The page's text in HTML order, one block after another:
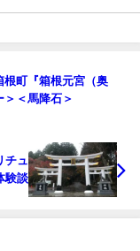
根町『箱根元宮（奥
＜馬降石＞
チュ
験談